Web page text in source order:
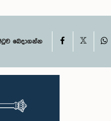
බෙදාගන්න Facebook